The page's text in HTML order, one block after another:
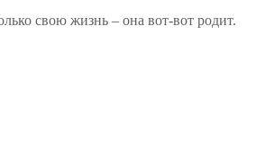
свою жизнь – она вот-вот родит.